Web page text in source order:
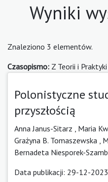
Wyniki
Znaleziono 3 elementów.
Czasopismo: Z Teorii i
Polonistyczne
przyszłością
Anna Janus-Sitarz Maria
Grażyna B. Tomaszewska
Bernadeta Niesporek-
Data publikacji: 29-12-